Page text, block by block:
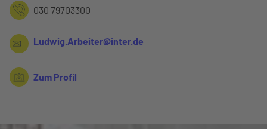
030 79703300
Ludwig.Arbeiter@inter.de
Zum Profil